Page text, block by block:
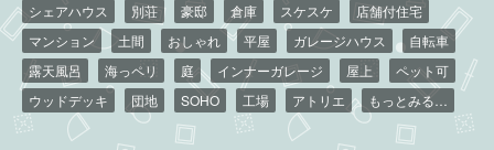
シェアハウス
別荘 豪邸 倉庫 スケスケ
店舗付住宅
マンション
土間 おしゃれ 平屋 ガレージハウス
自転車
露天風呂
海っペリ 庭 インナーガレージ 屋上
ペット可
ウッドデッキ
団地 SOHO 工場 アトリエ もっとみる…